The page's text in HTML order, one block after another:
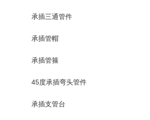
承插三通管件
承插管帽
承插管箍
45度承插弯头管件
承插支管台